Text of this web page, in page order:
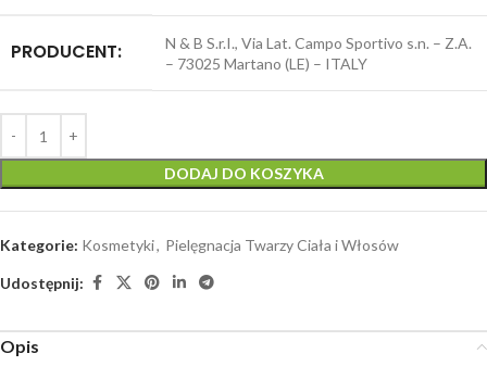
PRODUCENT:
N & B S.r.I., Via Lat. Campo Sportivo s.n. – Z.A.
– 73025 Martano (LE) – ITALY
DODAJ DO KOSZYKA
Kategorie: Kosmetyki, Pielęgnacja Twarzy Ciała i Włosów
Udostępnij:
Opis